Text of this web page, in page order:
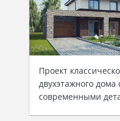
Проект
двухэтажного дома
современными